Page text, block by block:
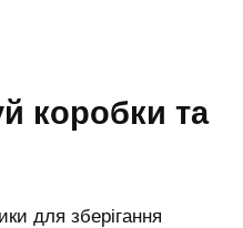
коробки та
для зберігання